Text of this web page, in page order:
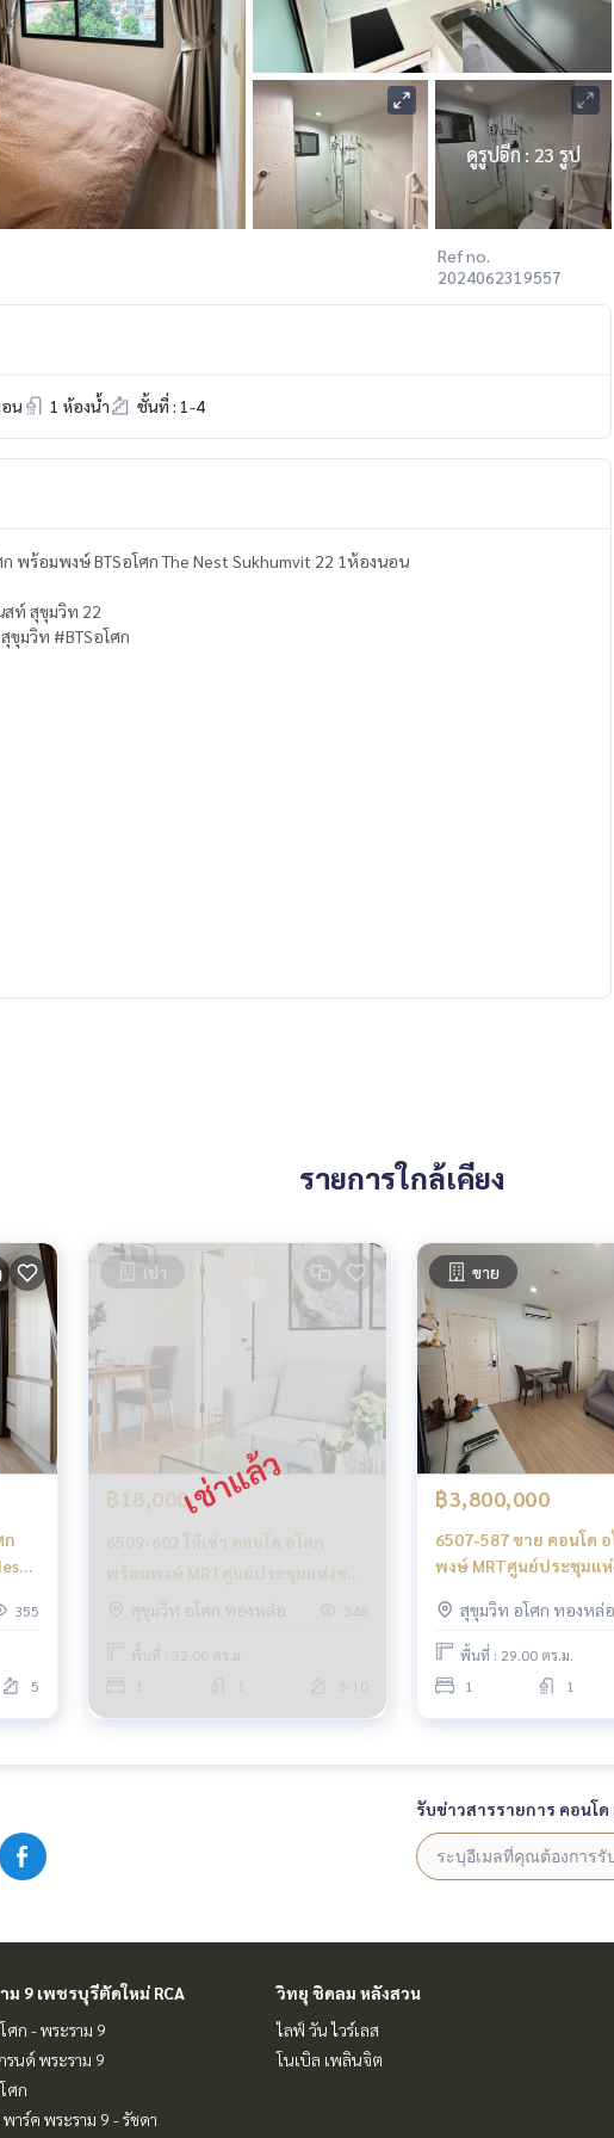
ดูรูปอีก : 23 รูป
Ref no.
2024062319557
น 1 ห้องน้ำ ชั้นที่ : 1-4
พร้อมพงษ์ BTSอโศก The Nest Sukhumvit 22 1ห้องนอน
สท์ สุขุมวิท 22
มวิท #BTSอโศก
(มี @ ข้างหน้า)
นโลยีล่าสุดในการทำการตลาดเพื่อหาลูกค้าได้อย่างรวดเร็วรายการใกล้เคียง
ก
355
5
เช่า
฿18,000
6509-602 ให้เช่า คอนโด อโศก
พร้อมพงษ์ MRTศูนย์ประชุมแห่งชาติ
สิริกิต์ The Nest Sukhumvit 22
สุขุมวิท อโศก ทองหล่อ 348
พื้นที่ : 32.00 ตร.ม.
5-10
ขาย
฿3,800,000
6507-587 ขาย คอนโด
พงษ์ MRTศูนย์ประชุมแห่
สุขุมวิท อโศก ทองหล่อ
พื้นที่ : 29.00 ตร.ม.
1
1
รับข่าวสารรายการ คอนโด
ม 9 เพชรบุรีตัดใหม่ RCA
ศก - พระราม 9
รนด์ พระราม 9
ศก
าร์ค พระราม 9 - รัชดา
วิทยุ ชิดลม หลังสวน
ไลฟ์ วัน ไวร์เลส
โนเบิล เพลินจิต